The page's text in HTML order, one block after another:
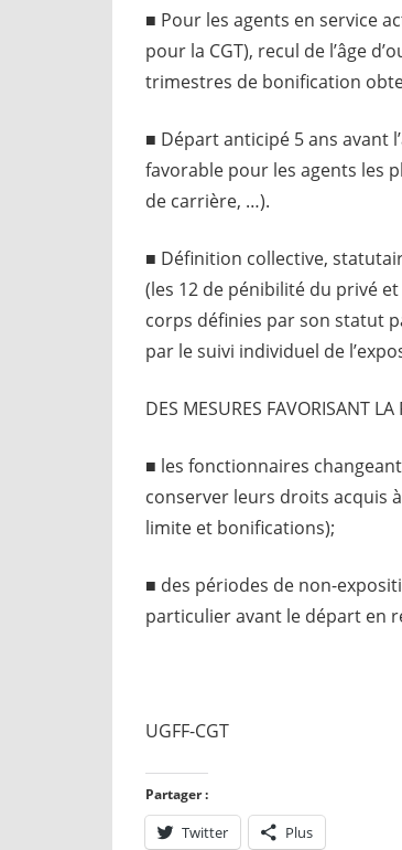
■ Pour les agents en service
pour la CGT), recul de l’âge
trimestres de bonification
■ Départ anticipé 5 ans avant
favorable pour les agents les
de carrière, …).
■ Définition collective,
(les 12 de pénibilité du privé
corps définies par son statut
par le suivi individuel de
DES MESURES FAVORISANT
■ les fonctionnaires
conserver leurs droits acquis
limite et bonifications);
■ des périodes de non-
particulier avant le départ en
UGFF-CGT
Partager :
Twitter Plus